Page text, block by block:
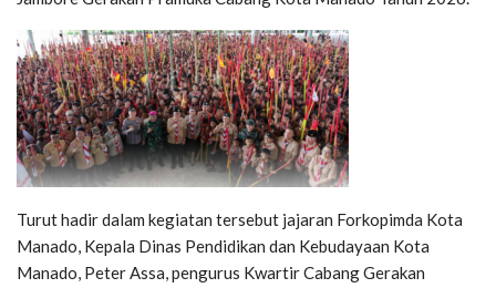
Turut hadir dalam kegiatan tersebut jajaran Forkopimda Kota
Manado, Kepala Dinas Pendidikan dan Kebudayaan Kota
Manado, Peter Assa, pengurus Kwartir Cabang Gerakan